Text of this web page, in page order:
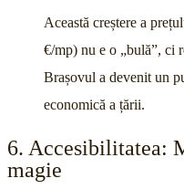
Această creștere a
€/mp) nu e o „bulă”, ci
Brașovul a devenit un
economică a țării.
6. Accesibilitatea:
magie